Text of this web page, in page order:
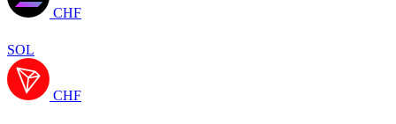
CHF
SOL
CHF